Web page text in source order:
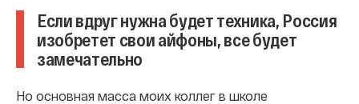
Если вдруг нужна будет техника, Россия
изобретет свои айфоны, все будет
замечательно
Но основная масса моих коллег в школе